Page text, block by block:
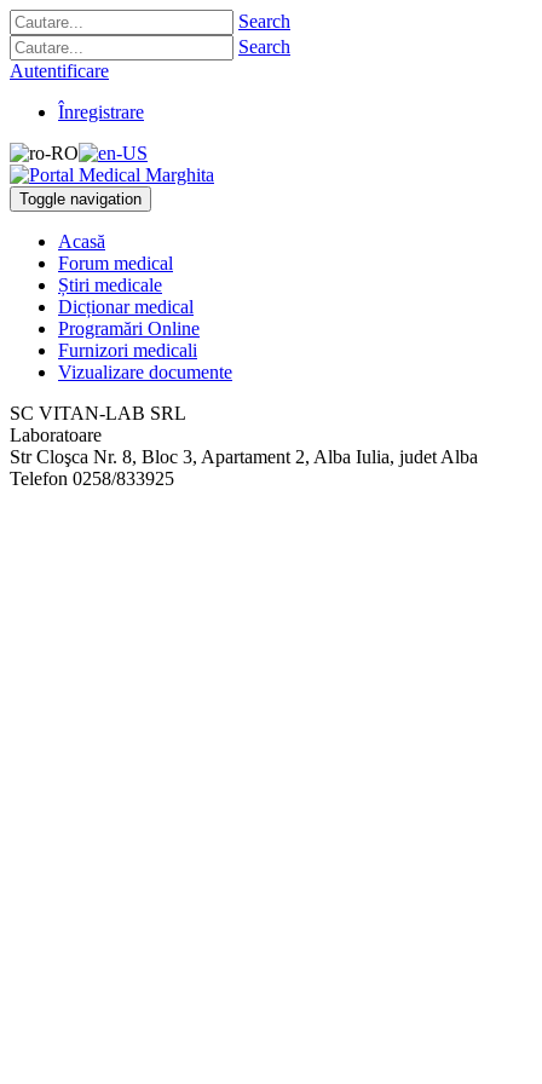
Search
Search
Autentificare
Înregistrare
Toggle navigation
Acasă
Forum medical
Știri medicale
Dicționar medical
Programări Online
Furnizori medicali
Vizualizare documente
SC VITAN-LAB SRL
Laboratoare
Str Cloşca Nr. 8, Bloc 3, Apartament 2, Alba Iulia, judet Alba
Telefon 0258/833925